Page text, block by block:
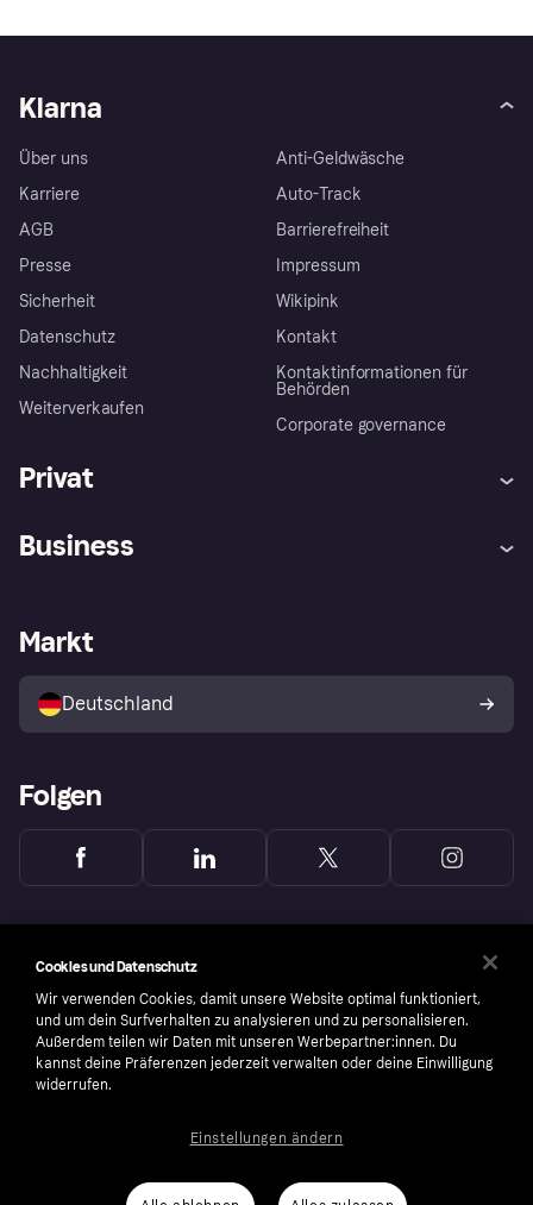
Klarna
Über uns
Karriere
AGB
Presse
Sicherheit
Datenschutz
Nachhaltigkeit
Weiterverkaufen
Anti-Geldwäsche
Auto-Track
Barrierefreiheit
Impressum
Wikipink
Kontakt
Kontaktinformationen für
Behörden
Corporate governance
Privat
Klarna App
Shops entdecken
Käuferschutzrichtlinie
Dein Widerrufsrecht
Business
Händlerportal
Markt
Deutschland
Folgen
number: 556737-0431
Cookies und Datenschutz
Wir verwenden Cookies, damit unsere Website optimal funktioniert,
und um dein Surfverhalten zu analysieren und zu personalisieren.
Außerdem teilen wir Daten mit unseren Werbepartner:innen. Du
kannst deine Präferenzen jederzeit verwalten oder deine Einwilligung
widerrufen.
Einstellungen ändern